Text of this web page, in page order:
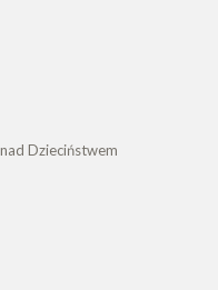
Dzieciństwem